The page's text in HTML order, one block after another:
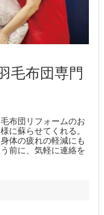
毛布団専門
布団リフォームのお
に蘇らせてくれる。
体の疲れの軽減にも
前に、気軽に連絡を